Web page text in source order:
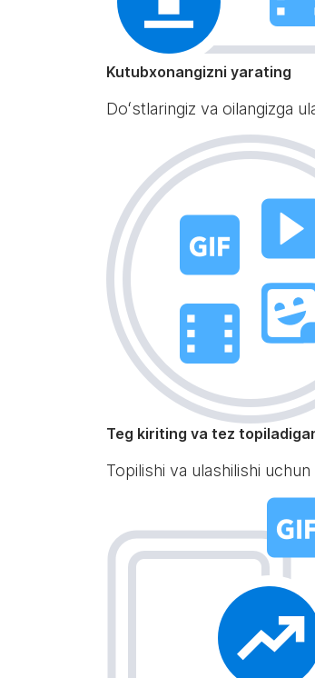
Kutubxonangizni yarating
Doʻstlaringiz va oilangizga
Teg kiriting va tez
Topilishi va ulashilishi